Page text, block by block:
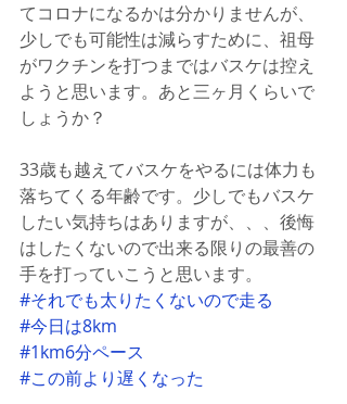
てコロナになるかは分かりませんが、
少しでも可能性は減らすために、祖母
がワクチンを打つまではバスケは控え
ようと思います。あと三ヶ月くらいで
しょうか？
33歳も越えてバスケをやるには体力も
落ちてくる年齢です。少しでもバスケ
したい気持ちはありますが、、、後悔
はしたくないので出来る限りの最善の
手を打っていこうと思います。
#それでも太りたくないので走る
#今日は8km
#1km6分ペース
#この前より遅くなった